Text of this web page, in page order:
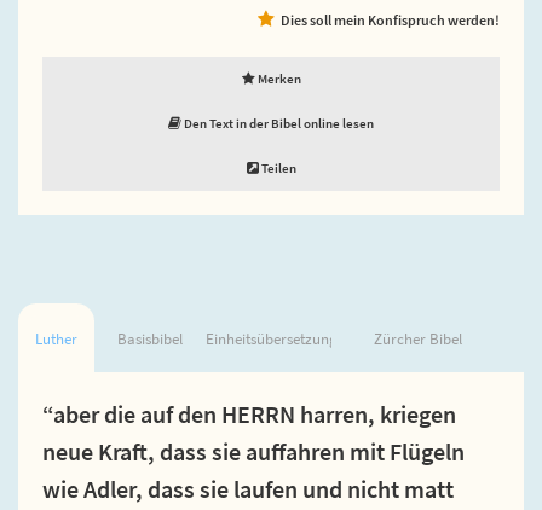
Dies soll mein Konfispruch werden!
Merken
Den Text in der Bibel online lesen
Teilen
Luther Basisbibel Einheitsübersetzung Zürcher Bibel
“aber die auf den HERRN harren, kriegen
neue Kraft, dass sie auffahren mit Flügeln
wie Adler, dass sie laufen und nicht matt